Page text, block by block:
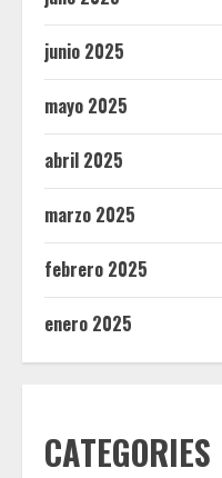
junio 2025
mayo 2025
abril 2025
marzo 2025
febrero 2025
enero 2025
CATEGORIES